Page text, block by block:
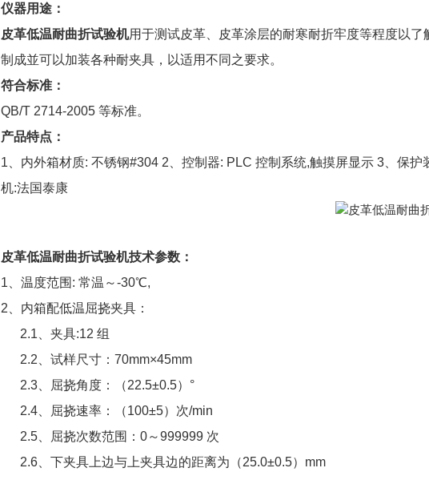
仪器用途：
皮革低温耐曲折试验机用于测试皮革、皮革涂层的耐寒耐折牢度等程度以
制成並可以加装各种耐夹具，以适用不同之要求。
符合标准：
QB/T 2714-2005 等标准。
产品特点：
1、内外箱材质: 不锈钢#304 2、控制器: PLC 控制系统,触摸屏显示 3、保
机:法国泰康
皮革低温耐曲折试验机技术参数：
1、温度范围: 常温～-30℃,
2、内箱配低温屈挠夹具：
2.1、夹具:12 组
2.2、试样尺寸：70mm×45mm
2.3、屈挠角度：（22.5±0.5）°
2.4、屈挠速率：（100±5）次/min
2.5、屈挠次数范围：0～999999 次
2.6、下夹具上边与上夹具边的距离为（25.0±0.5）mm